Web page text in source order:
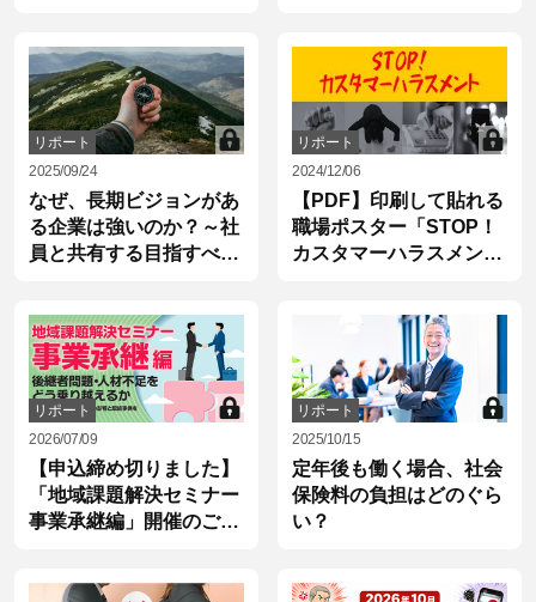
リポート
2025/09/24
なぜ、長期ビジョンがあ
る企業は強いのか？～社
員と共有する目指すべき
リポート
2024/12/06
【PDF】印刷して貼れる
職場ポスター「STOP！
カスタマーハラスメン
リポート
2026/07/09
【申込締め切りました】
「地域課題解決セミナー
事業承継編」開催のご案
リポート
2025/10/15
定年後も働く場合、社会
保険料の負担はどのぐら
い？